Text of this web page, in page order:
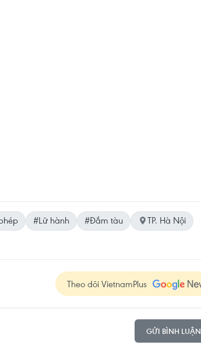
#Lữ hành #Đắm tàu
TP. Hà Nội
Theo dõi VietnamPlus
GỬI BÌNH LUẬN